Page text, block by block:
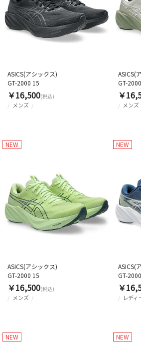
メンズ
ASICS(アシックス)
GT-2000 15
￥16,500(税込)
メンズ
ASICS(
GT-
￥
NEW
メンズ
ASICS(アシックス)
GT-2000 15
￥16,500(税込)
NEW
レディ
ASICS(
GT-
￥
NEW NEW